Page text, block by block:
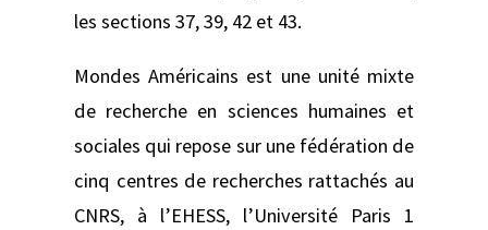
les sections 37, 39, 42 et 43.
Mondes Américains est une unité mixte
de recherche en sciences humaines et
sociales qui repose sur une fédération de
cinq centres de recherches rattachés au
CNRS, à l’EHESS, l’Université Paris 1